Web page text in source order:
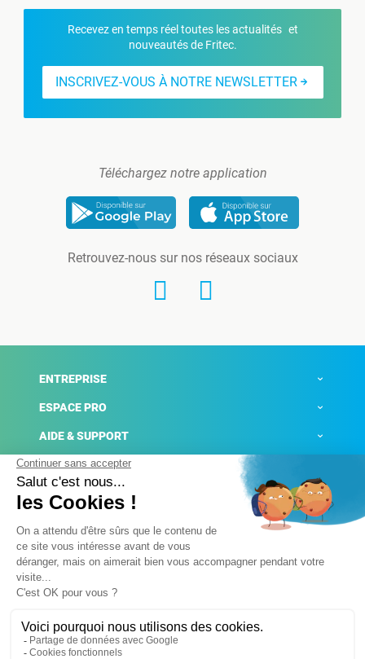
Recevez en temps réel toutes les actualités et
nouveautés de Fritec.
INSCRIVEZ-VOUS À NOTRE NEWSLETTER
Téléchargez notre application
Retrouvez-nous sur nos réseaux sociaux
ENTREPRISE
ESPACE PRO
AIDE & SUPPORT
ACTUALITÉS
Mentions légales
Conditions générales de ventes